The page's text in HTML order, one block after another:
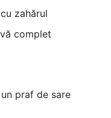
zahărul
complet
praf de sare